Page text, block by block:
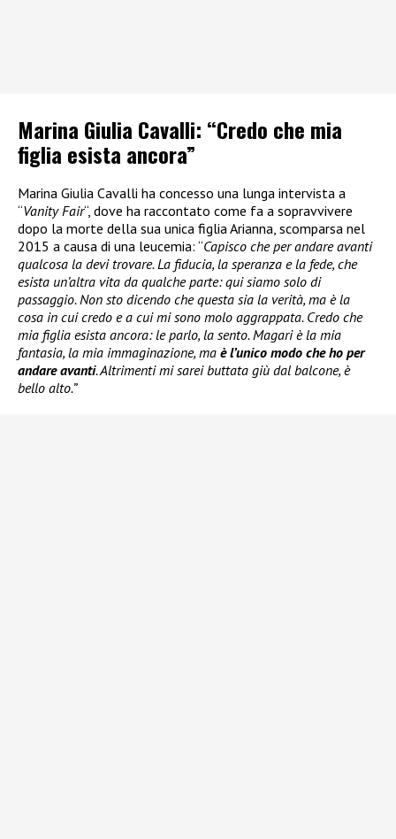
Marina Giulia Cavalli: “Credo che mia
figlia esista ancora”
Marina Giulia Cavalli ha concesso una lunga intervista a
“Vanity Fair“, dove ha raccontato come fa a sopravvivere
dopo la morte della sua unica figlia Arianna, scomparsa nel
2015 a causa di una leucemia: “Capisco che per andare avanti
qualcosa la devi trovare. La fiducia, la speranza e la fede, che
esista un’altra vita da qualche parte: qui siamo solo di
passaggio. Non sto dicendo che questa sia la verità, ma è la
cosa in cui credo e a cui mi sono molo aggrappata. Credo che
mia figlia esista ancora: le parlo, la sento. Magari è la mia
fantasia, la mia immaginazione, ma è l’unico modo che ho per
andare avanti. Altrimenti mi sarei buttata giù dal balcone, è
bello alto.”